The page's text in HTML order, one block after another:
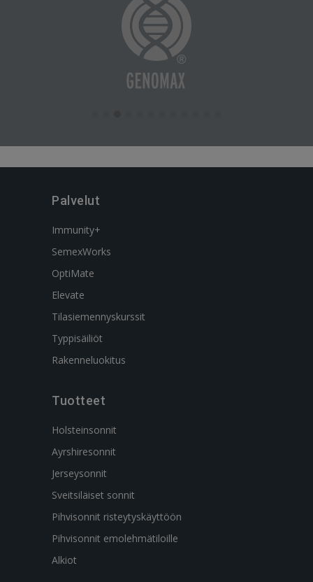
Palvelut
Immunity+
SemexWorks
OptiMate
Elevate
Tilasiemennyskurssit
Typpisäiliöt
Rakenneluokitus
Tuotteet
Holsteinsonnit
Ayrshiresonnit
Jerseysonnit
Sveitsiläiset sonnit
Pihvisonnit risteytyskäyttöön
Pihvisonnit emolehmätiloille
Alkiot